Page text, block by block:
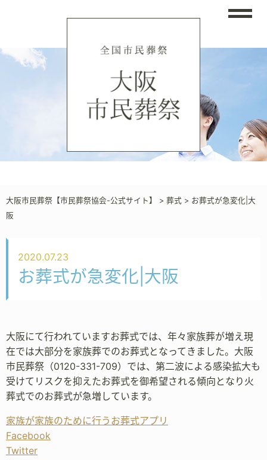
大阪市民葬祭【市民葬祭協会-公式サイト】 > 葬式 > お葬式が急変化|大
阪
2020.07.23
お葬式が急変化|大阪
大阪にて行われていますお葬式では、年々家族葬が増え現
在では大部分を家族葬でのお葬式となってきました。大阪
市民葬祭（0120-331-709）では、第二波による感染拡大も
受けてリスクを抑えたお葬式を御希望される傾向となり火
葬式でのお葬式が急増しています。
家族が家族のために行うお葬式アプリ
Facebook
Twitter